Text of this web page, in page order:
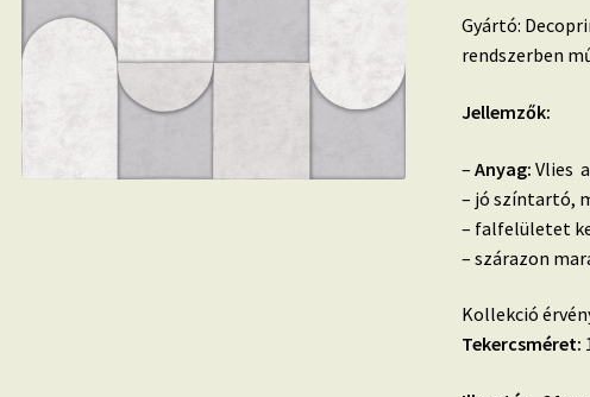
Gyártó:
rendszerben
Jellemzők:
– Anyag: Vlies
– jó színtartó,
– falfelületet
– szárazon
Kollekció
Tekercsméret: